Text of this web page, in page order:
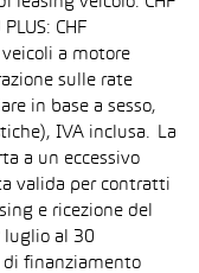
CHF
a motore
sulle rate
in base a sesso,
IVA inclusa. La
a un eccessivo
valida per contratti
e ricezione del
luglio al 30
di finanziamento